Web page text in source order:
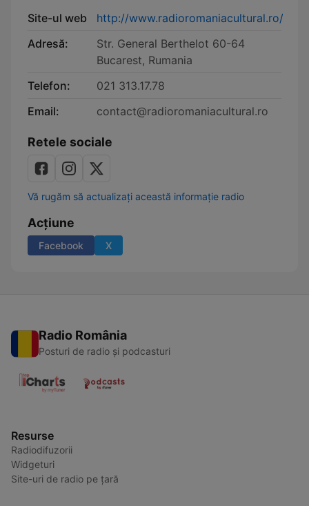
Site-ul web
http://www.radioromaniacultural.ro/
Adresă:
Str. General Berthelot 60-64
Bucarest, Rumania
Telefon:
021 313.17.78
Email:
contact@radioromaniacultural.ro
Retele sociale
Vă rugăm să actualizați această informație radio
Acțiune
Facebook X
Radio România
Posturi de radio și podcasturi
Resurse
Radiodifuzorii
Widgeturi
Site-uri de radio pe țară